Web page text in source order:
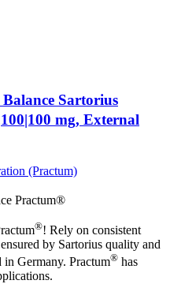
Sartorius
mg, External
(Practum)
Practum®
®! Rely on consistent
by Sartorius quality and
in Germany. Practum® has